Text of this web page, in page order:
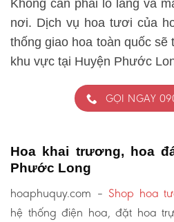
Không cần phải lo lắng và
nơi. Dịch vụ hoa tươi của
thống giao hoa toàn quốc sẽ
khu vực tại Huyện Phước
GỌI NGAY
Hoa khai trương, hoa
Phước Long
hoaphuquy.com – Shop hoa
hệ thống điện hoa, đặt hoa